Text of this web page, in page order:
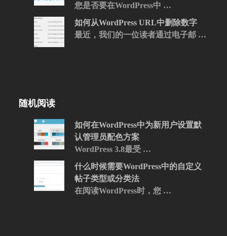
您是否要在WordPress中 …
如何从WordPress URL中删除数字
最近，我们的一位读者通过电子邮 …
随机阅读
如何在WordPress中为新用户设置默
认管理员配色方案
WordPress 3.8最受 …
什么时候需要WordPress中的自定义
帖子类型或分类法
在阅读WordPress时，您 …